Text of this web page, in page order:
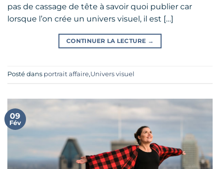
pas de cassage de tête à savoir quoi publier car
lorsque l’on crée un univers visuel, il est […]
CONTINUER LA LECTURE →
Posté dans portrait affaire,Univers visuel
09
Fév